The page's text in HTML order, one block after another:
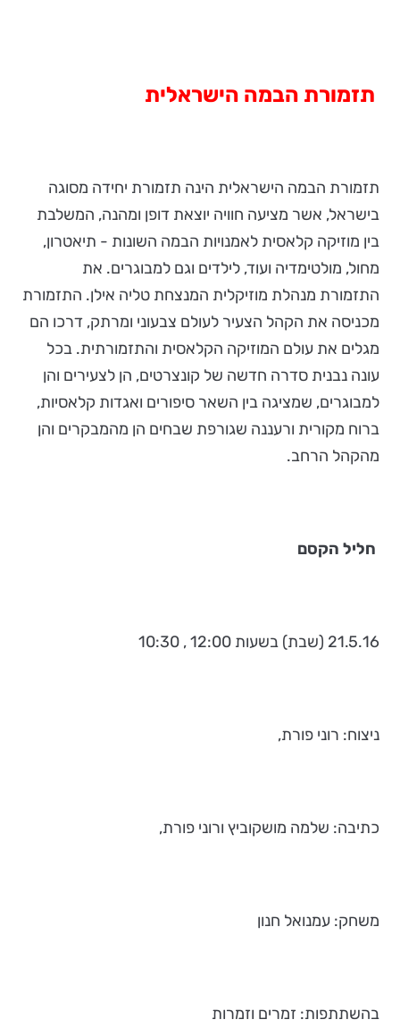
תזמורת הבמה הישראלית
תזמורת הבמה הישראלית הינה תזמורת יחידה מסוגה
בישראל, אשר מציעה חוויה יוצאת דופן ומהנה, המשלבת
בין מוזיקה קלאסית לאמנויות הבמה השונות - תיאטרון,
מחול, מולטימדיה ועוד, לילדים וגם למבוגרים. את
התזמורת מנהלת מוזיקלית המנצחת טליה אילן. התזמורת
מכניסה את הקהל הצעיר לעולם צבעוני ומרתק, דרכו הם
מגלים את עולם המוזיקה הקלאסית והתזמורתית. בכל
עונה נבנית סדרה חדשה של קונצרטים, הן לצעירים והן
למבוגרים, שמציגה בין השאר סיפורים ואגדות קלאסיות,
ברוח מקורית ורעננה שגורפת שבחים הן מהמבקרים והן
מהקהל הרחב.
חליל הקסם
21.5.16 (שבת) בשעות 12:00 , 10:30
ניצוח: רוני פורת,
כתיבה: שלמה מושקוביץ ורוני פורת,
משחק: עמנואל חנון
בהשתתפות: זמרים וזמרות